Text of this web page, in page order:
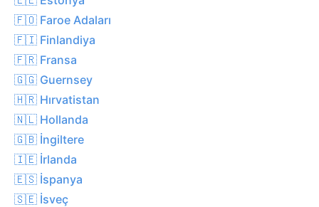
🇫🇴 Faroe Adaları
🇫🇮 Finlandiya
🇫🇷 Fransa
🇬🇬 Guernsey
🇭🇷 Hırvatistan
🇳🇱 Hollanda
🇬🇧 İngiltere
🇮🇪 İrlanda
🇪🇸 İspanya
🇸🇪 İsveç